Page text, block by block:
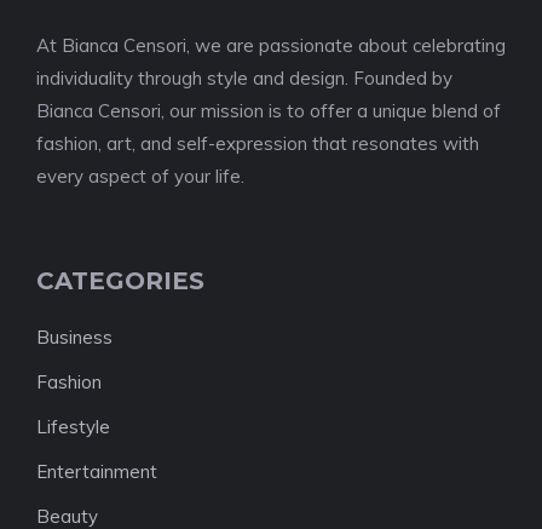
At Bianca Censori, we are passionate about celebrating
individuality through style and design. Founded by
Bianca Censori, our mission is to offer a unique blend of
fashion, art, and self-expression that resonates with
every aspect of your life.
CATEGORIES
Business
Fashion
Lifestyle
Entertainment
Beauty